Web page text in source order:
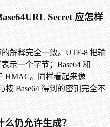
Secret 应怎样
解释完全一致。UTF-8 把输
示一个字节；Base64 和
HMAC。同样看起来像
按 Base64 得到的密钥完全不
么仍允许生成？